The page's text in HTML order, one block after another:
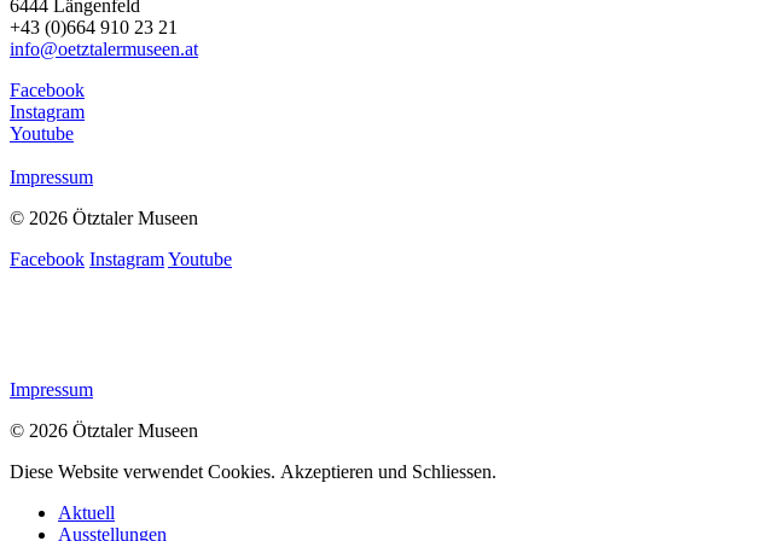
6444 Längenfeld
+43 (0)664 910 23 21
info@oetztalermuseen.at
Facebook
Instagram
Youtube
Impressum
© 2026 Ötztaler Museen
Facebook InstagramYoutube
Impressum
© 2026 Ötztaler Museen
Diese Website verwendet Cookies. Akzeptieren und Schliessen.
Aktuell
Ausstellungen